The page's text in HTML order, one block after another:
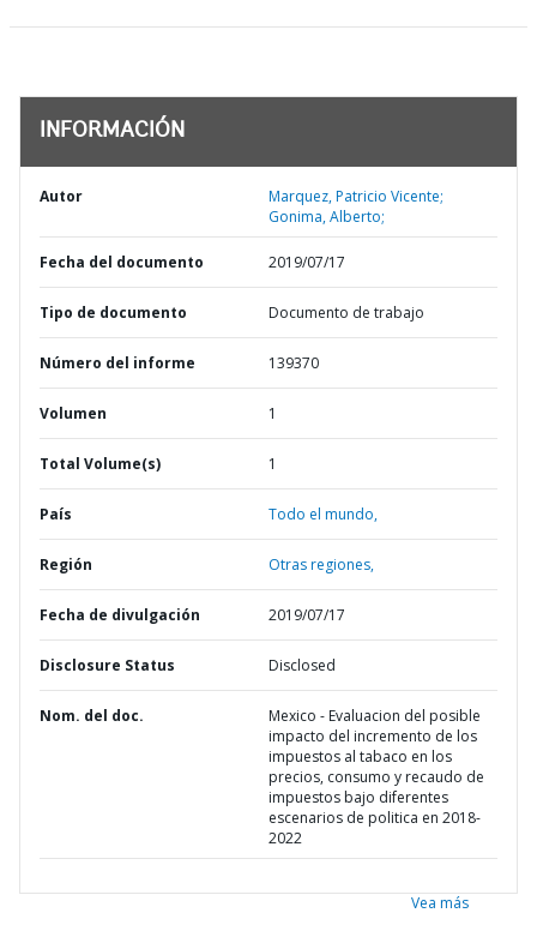
INFORMACIÓN
Autor
Marquez, Patricio Vicente;
Gonima, Alberto;
Fecha del documento 2019/07/17
Tipo de documento Documento de trabajo
Número del informe 139370
Volumen 1
Total Volume(s) 1
País Todo el mundo,
Región Otras regiones,
Fecha de divulgación 2019/07/17
Disclosure Status Disclosed
Nom. del doc.
Mexico - Evaluacion del posible
impacto del incremento de los
impuestos al tabaco en los
precios, consumo y recaudo de
impuestos bajo diferentes
escenarios de politica en 2018-
2022
Vea más